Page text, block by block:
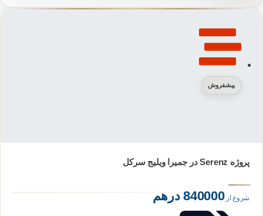
پروژه Serenz در جمیرا ویلیج سرکل
پیشفروش
شروع از840000 درهم